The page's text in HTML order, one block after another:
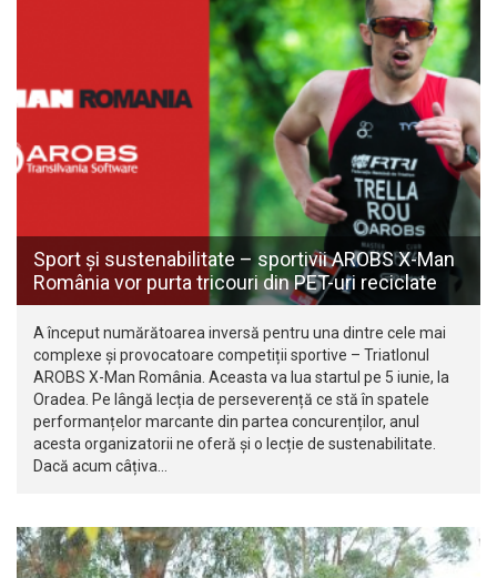
Sport și sustenabilitate – sportivii AROBS X-Man
România vor purta tricouri din PET-uri reciclate
A început numărătoarea inversă pentru una dintre cele mai
complexe și provocatoare competiții sportive – Triatlonul
AROBS X-Man România. Aceasta va lua startul pe 5 iunie, la
Oradea. Pe lângă lecția de perseverență ce stă în spatele
performanțelor marcante din partea concurenților, anul
acesta organizatorii ne oferă și o lecție de sustenabilitate.
Dacă acum câțiva…